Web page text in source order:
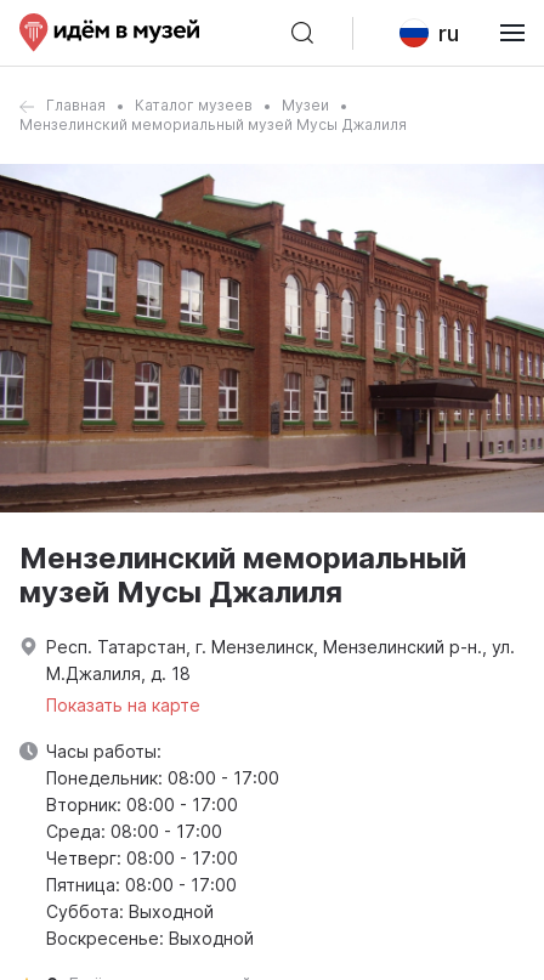
ru
Главная Каталог музеев
Музеи
Мензелинский мемориальный музей Мусы Джалиля
Мензелинский мемориальный
музей Мусы Джалиля
Респ. Татарстан, г. Мензелинск, Мензелинский р-н., ул.
М.Джалиля, д. 18
Показать на карте
Часы работы:
Понедельник: 08:00 - 17:00
Вторник: 08:00 - 17:00
Среда: 08:00 - 17:00
Четверг: 08:00 - 17:00
Пятница: 08:00 - 17:00
Суббота: Выходной
Воскресенье: Выходной